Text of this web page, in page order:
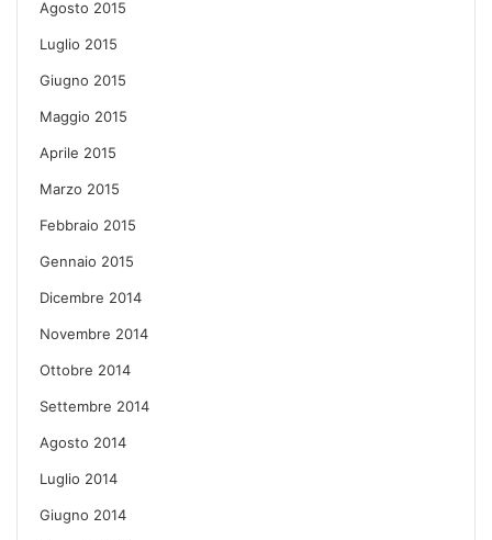
Agosto 2015
Luglio 2015
Giugno 2015
Maggio 2015
Aprile 2015
Marzo 2015
Febbraio 2015
Gennaio 2015
Dicembre 2014
Novembre 2014
Ottobre 2014
Settembre 2014
Agosto 2014
Luglio 2014
Giugno 2014